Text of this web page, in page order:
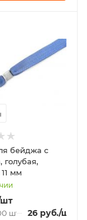
бейджа c
голубая,
мм
шт 26руб./шт